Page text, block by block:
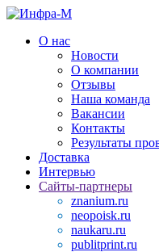
О нас
Новости
О компании
Отзывы
Наша команда
Вакансии
Контакты
Результаты
Доставка
Интервью
Сайты-партнеры
znanium.ru
neopoisk.ru
naukaru.ru
publitprint.ru